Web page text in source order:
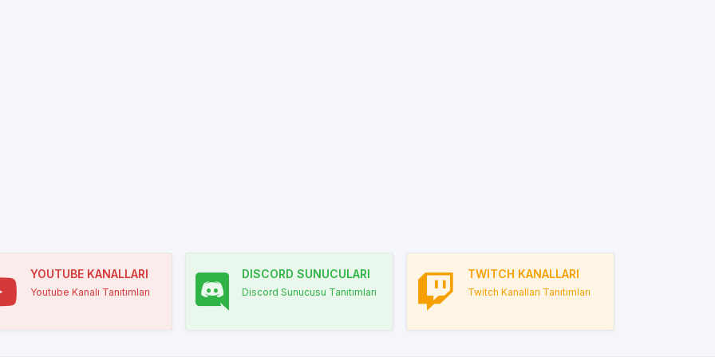
YOUTUBE KANALLARI
Youtube Kanalı Tanıtımları
DISCORD SUNUCULARI
Discord Sunucusu Tanıtımları
TWITCH KANALLARI
Twitch Kanalları Tanıtımları